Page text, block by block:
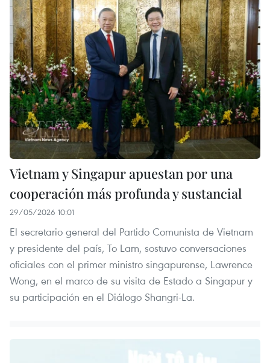
Vietnam y Singapur apuestan por una
cooperación más profunda y sustancial
29/05/2026 10:01
El secretario general del Partido Comunista de Vietnam
y presidente del país, To Lam, sostuvo conversaciones
oficiales con el primer ministro singapurense, Lawrence
Wong, en el marco de su visita de Estado a Singapur y
su participación en el Diálogo Shangri-La.